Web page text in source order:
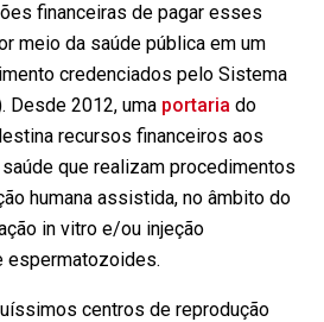
financeiras de pagar esses
meio da saúde pública em um
credenciados pelo Sistema
Desde 2012, uma portaria do
recursos financeiros aos
que realizam procedimentos
humana assistida, no âmbito do
in vitro e/ou injeção
espermatozoides.
centros de reprodução